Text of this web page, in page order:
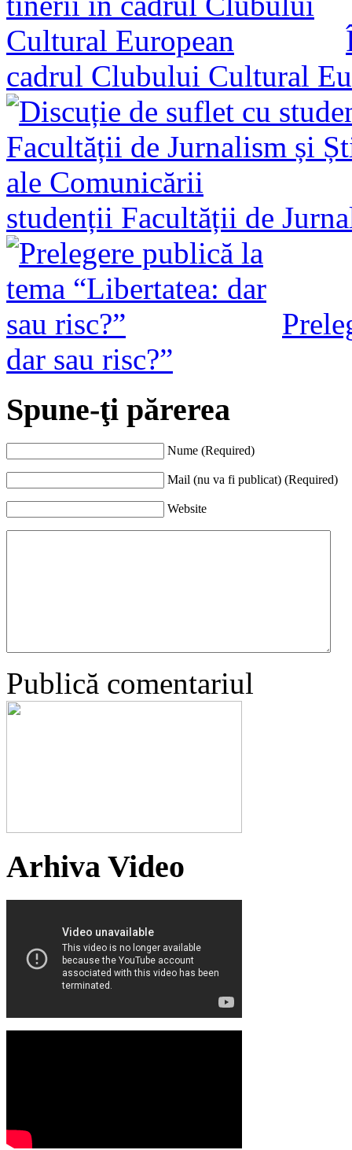
cadrul Clubului Cultural
studenții Facultății de
dar sau risc?”
Spune-ţi părerea
Nume (Required)
Mail (nu va fi publicat) (Required)
Website
Publică comentariul
Arhiva Video